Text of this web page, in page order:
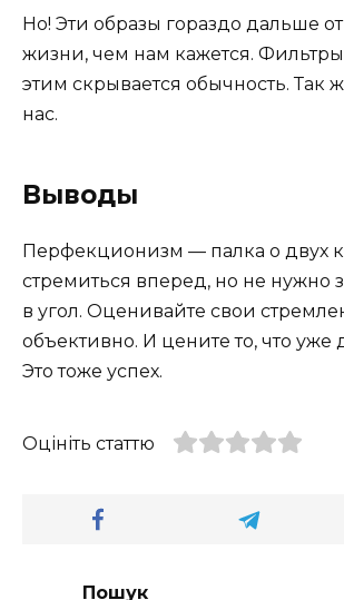
Но! Эти образы гораздо дальше
жизни, чем нам кажется.
этим скрывается обычность. Так
нас.
Выводы
Перфекционизм — палка о двух
стремиться вперед, но не нужно
в угол. Оценивайте свои
объективно. И цените то, что уже
Это тоже успех.
Оцініть статтю
Пошук